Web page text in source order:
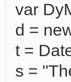
var
d =
t =
s =